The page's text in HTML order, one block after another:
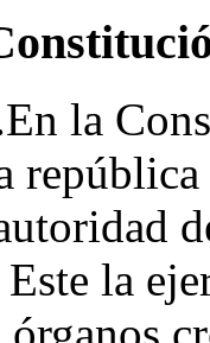
la
la
órganos